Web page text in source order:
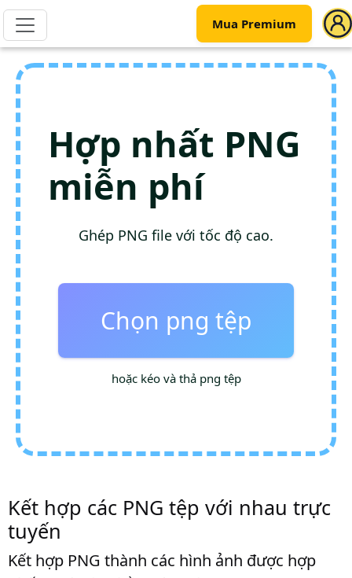
Mua Premium
Hợp nhất PNG
miễn phí
Ghép PNG file với tốc độ cao.
Chọn png tệp
hoặc kéo và thả png tệp
Kết hợp các PNG tệp với nhau trực
tuyến
Kết hợp PNG thành các hình ảnh được hợp